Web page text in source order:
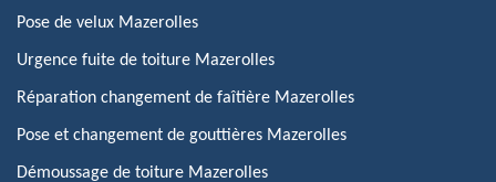
Pose de velux Mazerolles
Urgence fuite de toiture Mazerolles
Réparation changement de faîtière Mazerolles
Pose et changement de gouttières Mazerolles
Démoussage de toiture Mazerolles